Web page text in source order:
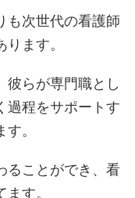
も次世代の看護師
ます。
彼らが専門職とし
過程をサポートす
。
ることができ、看
す。